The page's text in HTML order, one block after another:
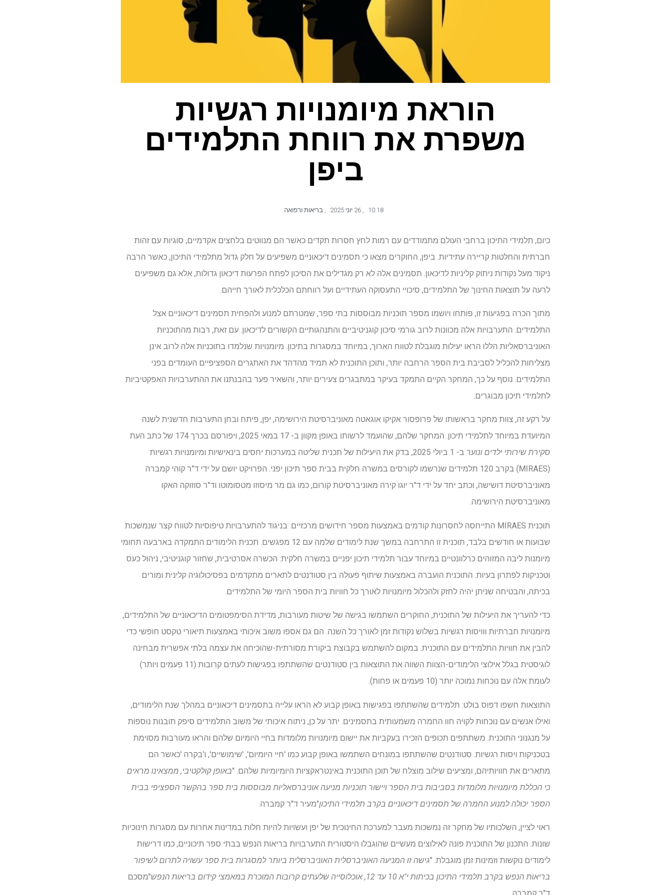
הוראת מיומנויות רגשיות
משפרת את רווחת התלמידים
ביפן
10:18
, 26 יוני 2025 , בריאות ורפואה
כיום, תלמידי התיכון ברחבי העולם מתמודדים עם רמות לחץ חסרות תקדים כאשר הם מנווטים בלחצים אקדמיים, סוגיות עם זהות
חברתית והחלטות קריירה עתידיות. ביפן, החוקרים מצאו כי תסמינים דיכאוניים משפיעים על חלק גדול מתלמידי התיכון, כאשר הרבה
ניקוד מעל נקודות ניתוק קליניות לדיכאון. תסמינים אלה לא רק מגדילים את הסיכון לפתח הפרעות דיכאון גדולות, אלא גם משפיעים
לרעה על תוצאות החינוך של התלמידים, סיכויי התעסוקה העתידיים ועל רווחתם הכלכלית לאורך חייהם.
מתוך הכרה בפגיעות זו, פותחו ויושמו מספר תוכניות מבוססות בתי ספר, שמטרתם למנוע ולהפחית תסמינים דיכאוניים אצל
התלמידים. התערבויות אלה מכוונות לרוב גורמי סיכון קוגניטיביים והתנהגותיים הקשורים לדיכאון. עם זאת, רבות מהתוכניות
האוניברסאליות הללו הראו יעילות מוגבלת לטווח הארוך, במיוחד במסגרות בתיכון. מיומנויות שנלמדו בתוכניות אלה לרוב אינן
מצליחות להכליל לסביבת בית הספר הרחבה יותר, ותוכן התוכנית לא תמיד מהדהד את האתגרים הספציפיים העומדים בפני
התלמידים. נוסף על כך, המחקר הקיים התמקד בעיקר במתבגרים צעירים יותר, והשאיר פער בהבנתנו את ההתערבויות האפקטיביות
לתלמידי תיכון מבוגרים.
על רקע זה, צוות מחקר בראשותו של פרופסור אקיקו אוגאטה מאוניברסיטת הירושימה, יפן, פיתח ובחן התערבות חדשנית לשנה
המיועדת במיוחד לתלמידי תיכון. המחקר שלהם, שהועמד לרשותו באופן מקוון ב- 17 במאי 2025, ויפורסם בכרך 174 של כתב העת
סקירת שירותי ילדים ונוער
ב- 1 ביולי 2025, בדק את היעילות של תכנית שליטה במערכות יחסים בינאישיות ומיומנויות רגשיות
(MIRAES) בקרב 120 תלמידים שנרשמו לקורסים במשרה חלקית בבית ספר תיכון יפני. הפרויקט יושם על ידי ד"ר קוהי קמברה
מאוניברסיטת דושישה, וכתב יחד על ידי ד"ר יוגו קירה מאוניברסיטת קורום, כמו גם מר מיסוזו מטסומוטו וד"ר סוזוקה האקו
מאוניברסיטת הירושימה.
תוכנית MIRAES התייחסה לחסרונות קודמים באמצעות מספר חידושים מרכזיים. בניגוד להתערבויות טיפוסיות לטווח קצר שנמשכות
שבועות או חודשים בלבד, תוכנית זו התרחבה במשך שנת לימודים שלמה עם 12 מפגשים. תכנית הלימודים התמקדה בארבעה תחומי
מיומנות ליבה המזוהים כרלוונטיים במיוחד עבור תלמידי תיכון יפניים במשרה חלקית: הכשרה אסרטיבית, שחזור קוגניטיבי, ניהול כעס
וטכניקות לפתרון בעיות. התוכנית הועברה באמצעות שיתוף פעולה בין סטודנטים לתארים מתקדמים בפסיכולוגיה קלינית ומורים
בכיתה, והבטיחה שניתן יהיה לחזק ולהכלול מיומנויות לאורך כל חוויות בית הספר היומי של התלמידים.
כדי להעריך את היעילות של התוכנית, החוקרים השתמשו בגישה של שיטות מעורבות, מדידת הסימפטומים הדיכאוניים של התלמידים,
מיומנויות חברתיות ווויסות רגשיות בשלוש נקודות זמן לאורך כל השנה. הם גם אספו משוב איכותי באמצעות תיאורי טקסט חופשי כדי
להבין את חוויות התלמידים עם התוכנית. במקום להשתמש בקבוצת ביקורת מסורתית-שהוכיחה את עצמה בלתי אפשרית מבחינה
לוגיסטית בגלל אילוצי הלימודים-הצוות השווה את התוצאות בין סטודנטים שהשתתפו בפגישות לעתים קרובות (11 פעמים ויותר)
לעומת אלה עם נוכחות נמוכה יותר (10 פעמים או פחות).
התוצאות חשפו דפוס בולט: תלמידים שהשתתפו בפגישות באופן קבוע לא הראו עלייה בתסמינים דיכאוניים במהלך שנת הלימודים,
ואילו אנשים עם נוכחות לקויה חוו החמרה משמעותית בתסמינים. יתר על כן, ניתוח איכותי של משוב התלמידים סיפק תובנות נוספות
על מנגנוני התוכנית. משתתפים תכופים הזכירו בעקביות את יישום מיומנויות מלומדות בחיי היומיום שלהם והראו מעורבות מסוימת
בטכניקות ויסות רגשיות. סטודנטים שהשתתפו במונחים השתמשו באופן קבוע כמו 'חיי היומיום', 'שימושיים', ו'בקרה 'כאשר הם
מתארים את חוויותיהם, ומציעים שילוב מוצלח של תוכן התוכנית באינטראקציות היומיומיות שלהם. "באופן קולקטיבי, ממצאינו מראים
כי הכללת מיומנויות מלומדות בסביבות בית הספר ויישור תוכניות מניעה אוניברסאליות מבוססות בית ספר בהקשר הספציפי בבית
הספר יכולה למנוע החמרה של תסמינים דיכאוניים בקרב תלמידי התיכון"מעיר ד"ר קמברה.
ראוי לציין, השלכותיו של מחקר זה נמשכות מעבר למערכת החינוכית של יפן ועשויות להיות חלות במדינות אחרות עם מסגרות חינוכיות
שונות. התכנון של התוכנית פונה לאילוצים מעשיים שהוגבלו היסטורית התערבויות בריאות הנפש בבתי ספר תיכוניים, כמו דרישות
לימודים נוקשות וזמינות זמן מוגבלת. "גישה זו המניעה האוניברסלית האוניברסלית ביותר למסגרות בית ספר עשויה לתרום לשיפור
בריאות הנפש בקרב תלמידי התיכון בכיתות י"א 10 עד 12, אוכלוסייה שלעתים קרובות המוכרת במאמצי קידום בריאות הנפש
"מסכם